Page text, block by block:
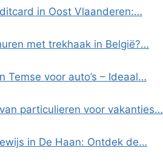
in Oost Vlaanderen:…
met trekhaak in België?…
Temse voor auto’s – Ideaal…
particulieren voor vakanties…
in De Haan: Ontdek de…